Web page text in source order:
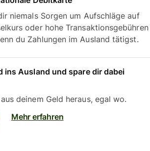
niemals Sorgen um Aufschläge auf
oder hohe Transaktionsgebühren
du Zahlungen im Ausland tätigst.
ins Ausland und spare dir dabei
deinem Geld heraus, egal wo.
Mehr erfahren